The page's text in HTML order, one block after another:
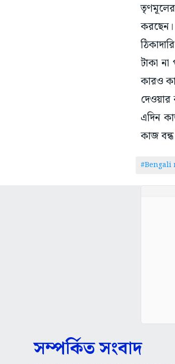
টাকা
কারও
দেওয়ার
এদিন
কাজ বন্ধ
#Bengali
সম্পর্কিত সংবাদ